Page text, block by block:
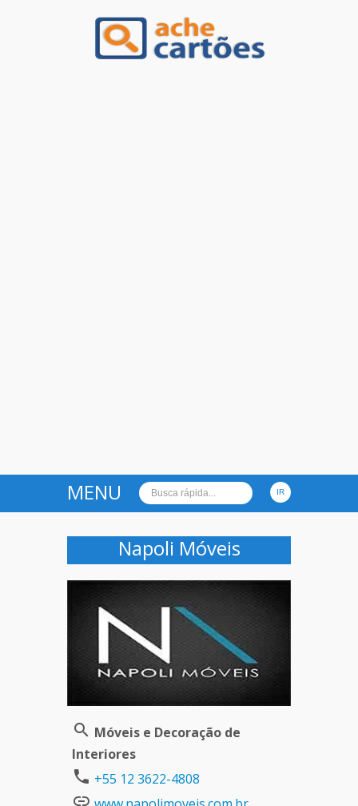
MENU
Napoli Móveis
Móveis e Decoração de
Interiores
+55 12 3622-4808